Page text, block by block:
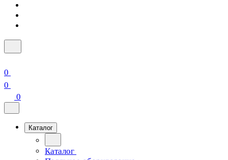
0
0
0
Каталог
Каталог